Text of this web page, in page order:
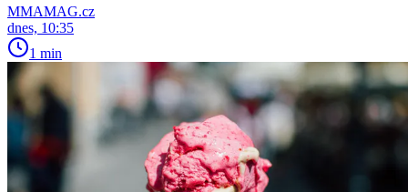
MMAMAG.cz
dnes, 10:35
1 min